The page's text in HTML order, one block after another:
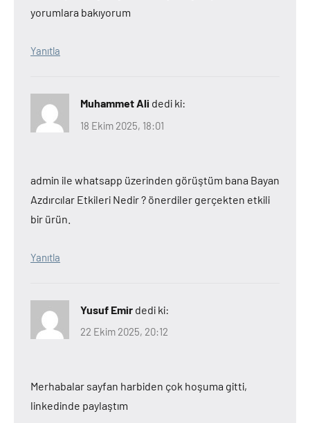
yorumlara bakıyorum
Yanıtla
Muhammet Ali dedi ki:
18 Ekim 2025, 18:01
admin ile whatsapp üzerinden görüştüm bana Bayan
Azdırcılar Etkileri Nedir ? önerdiler gerçekten etkili
bir ürün.
Yanıtla
Yusuf Emir dedi ki:
22 Ekim 2025, 20:12
Merhabalar sayfan harbiden çok hoşuma gitti,
linkedinde paylaştım